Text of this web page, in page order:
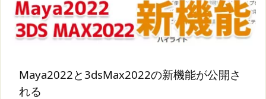
Maya2022と3dsMax2022の新機能が公開さ
れる